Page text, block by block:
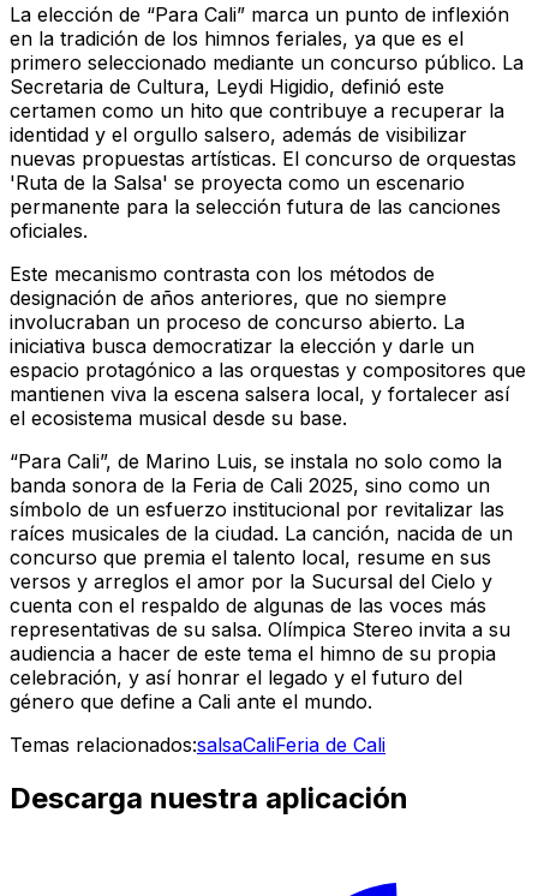
La elección de “Para Cali” marca un punto de inflexión
en la tradición de los himnos feriales, ya que es el
primero seleccionado mediante un concurso público. La
Secretaria de Cultura, Leydi Higidio, definió este
certamen como un hito que contribuye a recuperar la
identidad y el orgullo salsero, además de visibilizar
nuevas propuestas artísticas. El concurso de orquestas
'Ruta de la Salsa' se proyecta como un escenario
permanente para la selección futura de las canciones
oficiales.
Este mecanismo contrasta con los métodos de
designación de años anteriores, que no siempre
involucraban un proceso de concurso abierto. La
iniciativa busca democratizar la elección y darle un
espacio protagónico a las orquestas y compositores que
mantienen viva la escena salsera local, y fortalecer así
el ecosistema musical desde su base.
“Para Cali”, de Marino Luis, se instala no solo como la
banda sonora de la Feria de Cali 2025, sino como un
símbolo de un esfuerzo institucional por revitalizar las
raíces musicales de la ciudad. La canción, nacida de un
concurso que premia el talento local, resume en sus
versos y arreglos el amor por la Sucursal del Cielo y
cuenta con el respaldo de algunas de las voces más
representativas de su salsa. Olímpica Stereo invita a su
audiencia a hacer de este tema el himno de su propia
celebración, y así honrar el legado y el futuro del
género que define a Cali ante el mundo.
Temas relacionados:salsaCaliFeria de Cali
Descarga nuestra aplicación